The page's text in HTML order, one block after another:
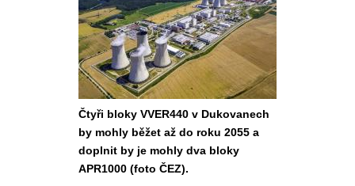
Čtyři bloky VVER440 v Dukovanech
by mohly běžet až do roku 2055 a
doplnit by je mohly dva bloky
APR1000 (foto ČEZ).